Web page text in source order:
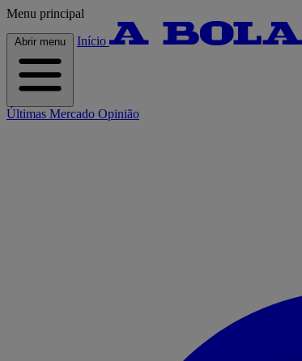
Menu principal
Abrir menu Início
Últimas Mercado Opinião